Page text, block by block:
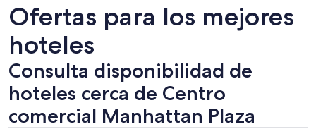
Ofertas para los mejores
hoteles
Consulta disponibilidad de
hoteles cerca de Centro
comercial Manhattan Plaza